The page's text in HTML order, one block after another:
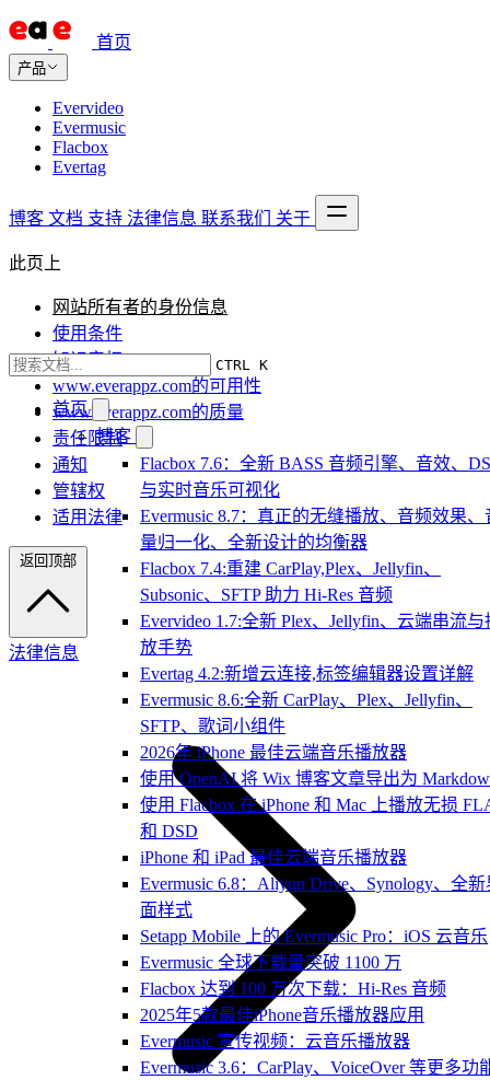
首页
产品
Evervideo
Evermusic
Flacbox
Evertag
博客 文档 支持 法律信息 联系我们 关于
CTRL K
首页
博客
Flacbox 7.6：全新 BASS 音频引擎、音效、
与实时音乐可视化
Evermusic 8.7：真正的无缝播放、音频效果、
量归一化、全新设计的均衡器
Flacbox 7.4:重建 CarPlay,Plex、Jellyfin、
Subsonic、SFTP 助力 Hi-Res 音频
Evervideo 1.7:全新 Plex、Jellyfin、云端串流与
放手势
Evertag 4.2:新增云连接,标签编辑器设置详解
Evermusic 8.6:全新 CarPlay、Plex、Jellyfin、
SFTP、歌词小组件
2026年 iPhone 最佳云端音乐播放器
使用 OpenAI 将 Wix 博客文章导出为
使用 Flacbox 在 iPhone 和 Mac 上播放无损
和 DSD
iPhone 和 iPad 最佳云端音乐播放器
Evermusic 6.8：Aliyun Drive、Synology、全新
面样式
Setapp Mobile 上的 Evermusic Pro：iOS 云音乐
Evermusic 全球下载量突破 1100 万
Flacbox 达到 100 万次下载：Hi-Res 音频
2025年5款最佳iPhone音乐播放器应用
Evermusic 宣传视频：云音乐播放器
Evermusic 3.6：CarPlay、VoiceOver 等更多功
此页上
网站所有者的身份信息
使用条件
知识产权
www.everappz.com的可用性
www.everappz.com的质量
责任限制
通知
管辖权
适用法律
返回顶部
法律信息